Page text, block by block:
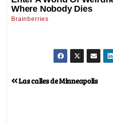
Las calles de Minneapolis